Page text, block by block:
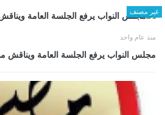
غير مصنف
منذ عام واحد
مجلس النواب يرفع الجلسة العامة ويناقش